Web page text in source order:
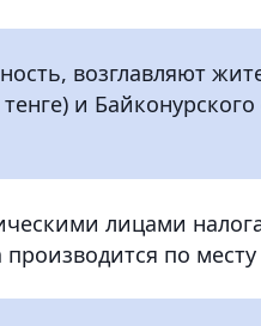
возглавляют
и Байконурского
лицами
производится по